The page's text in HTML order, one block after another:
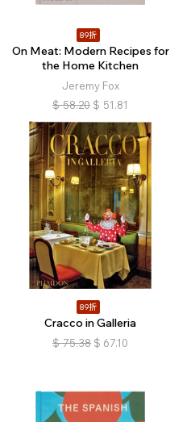
89折
On Meat: Modern Recipes for
the Home Kitchen
Jeremy Fox
$ 58.20 $ 51.81
89折
Cracco in Galleria
$ 75.38 $ 67.10